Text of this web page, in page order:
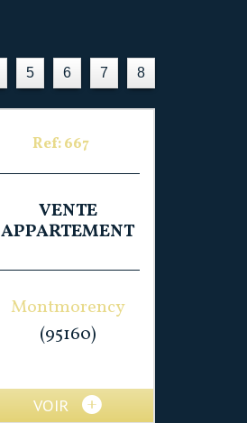
5 6 7 8
Ref: 667
VENTE
APPARTEMENT
Montmorency
(95160)
VOIR